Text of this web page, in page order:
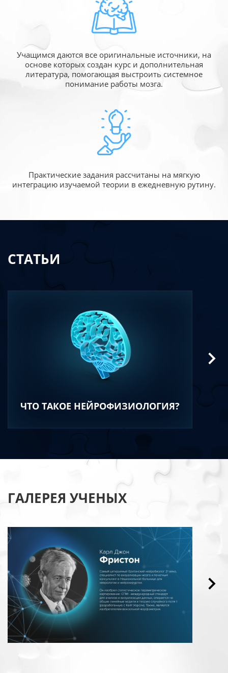
Учащимся даются все оригинальные источники, на
основе которых создан курс и дополнительная
литература, помогающая выстроить системное
понимание работы мозга.
Практические задания рассчитаны на мягкую
интеграцию изучаемой теории в ежедневную рутину.
СТАТЬИ
ЧТО ТАКОЕ НЕЙРОФИЗИОЛОГИЯ?
ГАЛЕРЕЯ УЧЕНЫХ